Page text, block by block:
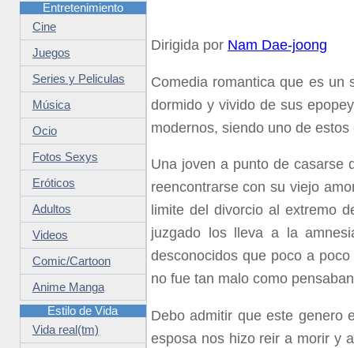
Dirigida por Nam Dae-joong
Comedia romantica que es un
dormido y vivido de sus
modernos, siendo uno de
Una joven a punto de casarse
reencontrarse con su viejo
limite del divorcio al extremo
juzgado los lleva a la
desconocidos que poco a
no fue tan malo como
Debo admitir que este genero
esposa nos hizo reir a morir y
Entretenimiento
Cine
Juegos
Series y Peliculas
Música
Ocio
Fotos Sexys
Eróticos
Adultos
Videos
Comic/Cartoon
Anime Manga
Estilo de Vida
Vida real(tm)